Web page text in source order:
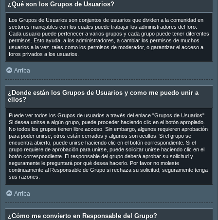
¿Qué son los Grupos de Usuarios?
Los Grupos de Usuarios son conjuntos de usuarios que dividen a la comunidad en
sectores manejables con los cuales puede trabajar los administradores del foro.
Cada usuario puede pertenecer a varios grupos y cada grupo puede tener diferentes
permisos. Esto ayuda, a los administradores, a cambiar los permisos de muchos
usuarios a la vez, tales como los permisos de moderador, o garantizar el acceso a
foros privados a los usuarios.
Arriba
¿Donde están los Grupos de Usuarios y como me puedo unir a
ellos?
Puede ver todos los Grupos de usuarios a través del enlace "Grupos de Usuarios".
Si desea unirse a algún grupo, puede proceder haciendo clic en el botón apropiado.
No todos los grupos tienen libre acceso. Sin embargo, algunos requieren aprobación
para poder unirse, otros están cerrados y algunos son ocultos. Si el grupo se
encuentra abierto, puede unirse haciendo clic en el botón correspondiente. Si el
grupo requiere de aprobación para unirse, puede solicitar unirse haciendo clic en el
botón correspondiente. El responsable del grupo deberá aprobar su solicitud y
seguramente le preguntará por qué desea hacerlo. Por favor no moleste
continuamente al Responsable de Grupo si rechaza su solicitud; seguramente tenga
sus razones.
Arriba
¿Cómo me convierto en Responsable del Grupo?